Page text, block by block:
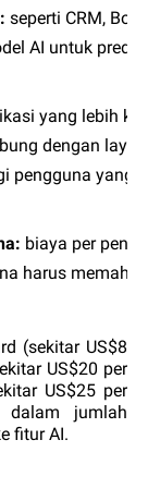
seperti CRM,
AI untuk
yang lebih
dengan
pengguna yang
biaya per
harus
(sekitar US$8
US$20 per
US$25 per
dalam jumlah
fitur AI.